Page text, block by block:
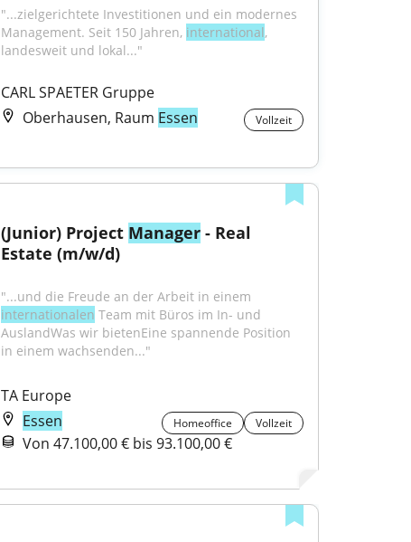
"...zielgerichtete Investitionen und ein modernes
Management. Seit 150 Jahren, international,
landesweit und lokal..."
CARL SPAETER Gruppe
Oberhausen, Raum Essen Vollzeit
(Junior) Project Manager - Real
Estate (m/w/d)
internationalen Team mit Büros im In- und
AuslandWas wir bietenEine spannende Position
in einem wachsenden..."
TA Europe
Essen
Homeoffice Vollzeit
Von 47.100,00 € bis 93.100,00 €